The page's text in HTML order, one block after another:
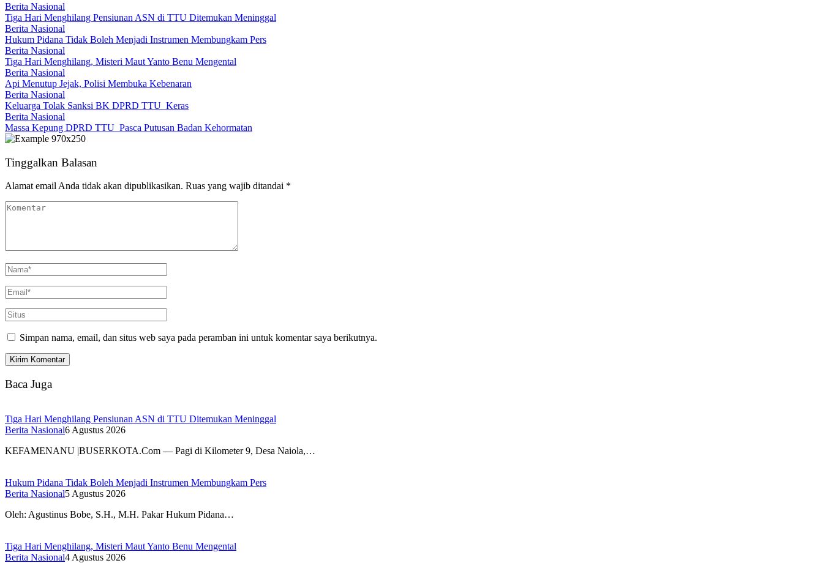
Berita Nasional
Tiga Hari Menghilang Pensiunan ASN di TTU Ditemukan Meninggal
Berita Nasional
Hukum Pidana Tidak Boleh Menjadi Instrumen Membungkam Pers
Berita Nasional
Tiga Hari Menghilang, Misteri Maut Yanto Benu Mengental
Berita Nasional
Api Menutup Jejak, Polisi Membuka Kebenaran
Berita Nasional
Keluarga Tolak Sanksi BK DPRD TTU Keras
Berita Nasional
Massa Kepung DPRD TTU Pasca Putusan Badan Kehormatan
Tinggalkan Balasan
Alamat email Anda tidak akan dipublikasikan. Ruas yang wajib ditandai *
Simpan nama, email, dan situs web saya pada peramban ini untuk komentar saya berikutnya.
Baca Juga
Tiga Hari Menghilang Pensiunan ASN di TTU Ditemukan Meninggal
Berita Nasional6 Agustus 2026
KEFAMENANU |BUSERKOTA.Com — Pagi di Kilometer 9, Desa Naiola,…
Hukum Pidana Tidak Boleh Menjadi Instrumen Membungkam Pers
Berita Nasional5 Agustus 2026
Oleh: Agustinus Bobe, S.H., M.H. Pakar Hukum Pidana…
Tiga Hari Menghilang, Misteri Maut Yanto Benu Mengental
Berita Nasional4 Agustus 2026